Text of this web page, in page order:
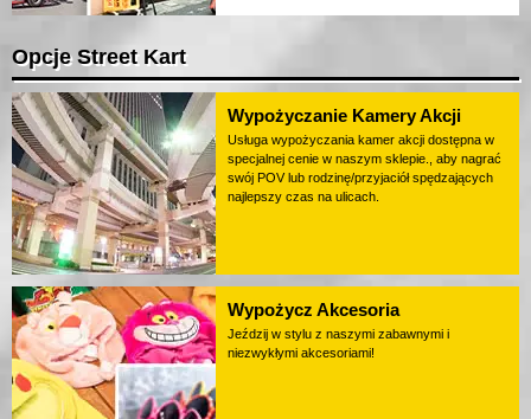
Opcje Street Kart
Wypożyczanie Kamery Akcji
Usługa wypożyczania kamer akcji dostępna w
specjalnej cenie w naszym sklepie., aby nagrać
swój POV lub rodzinę/przyjaciół spędzających
najlepszy czas na ulicach.
Wypożycz Akcesoria
Jeździj w stylu z naszymi zabawnymi i
niezwykłymi akcesoriami!